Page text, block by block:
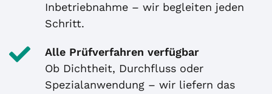
Inbetriebnahme – wir begleiten jeden
Schritt.
Alle Prüfverfahren verfügbar
Ob Dichtheit, Durchfluss oder
Spezialanwendung – wir liefern das